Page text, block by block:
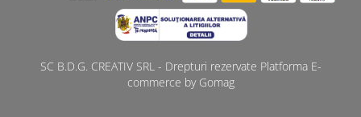
SC B.D.G. CREATIV SRL - Drepturi rezervate Platforma E-
commerce by Gomag